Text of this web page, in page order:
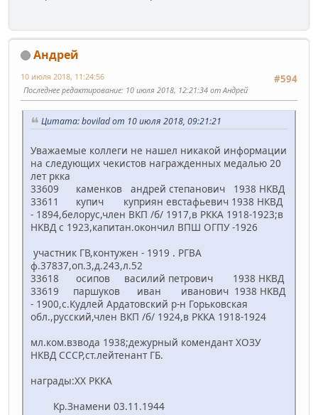
Андрей
#594
10 июля 2018, 11:24:56
Последнее редактирование: 10 июля 2018, 12:21:34 от Андрей
Цитата: bovilad от 10 июля 2018, 09:21:21
Уважаемые коллеги не нашел никакой информации
на следующих чекистов награжденных медалью 20
лет ркка
33609 каменков андрей степанович 1938 НКВД
33611 купич куприян евстафьевич 1938 НКВД
- 1894,белорус,член ВКП /б/ 1917,в РККА 1918-1923;в
НКВД с 1923,капитан.окончил ВПШ ОГПУ -1926
участник ГВ,контужен - 1919 . РГВА
ф.37837,оп.3,д.243,л.52
33618 осипов василий петрович 1938 НКВД
33619 паршуков иван иванович 1938 НКВД
- 1900,с.Кудлей Ардатовский р-н Горьковская
обл.,русский,член ВКП /б/ 1924,в РККА 1918-1924
мл.ком.взвода 1938;дежурный комендант ХОЗУ
НКВД СССР,ст.лейтенант ГБ.
награды:ХХ РККА
Кр.Знамени 03.11.1944